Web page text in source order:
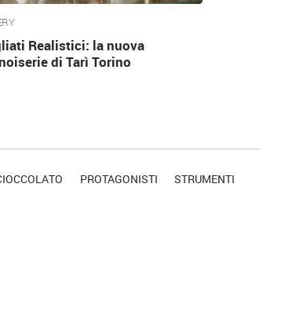
Realistici: la nuova
di Tarì Torino
PROTAGONISTI STRUMENTI